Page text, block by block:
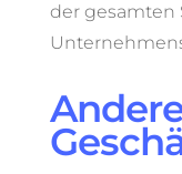
der gesamten